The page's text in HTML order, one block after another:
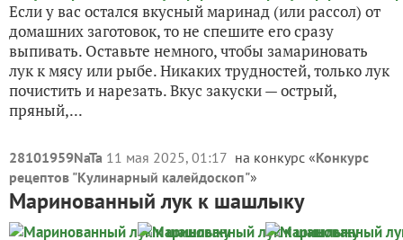
Если у вас остался вкусный маринад (или рассол) от
домашних заготовок, то не спешите его сразу
выпивать. Оставьте немного, чтобы замариновать
лук к мясу или рыбе. Никаких трудностей, только лук
почистить и нарезать. Вкус закуски — острый,
пряный,...
28101959NaTa 11 мая 2025, 01:17 на конкурс «Конкурс
рецептов "Кулинарный калейдоскоп"»
Маринованный лук к шашлыку